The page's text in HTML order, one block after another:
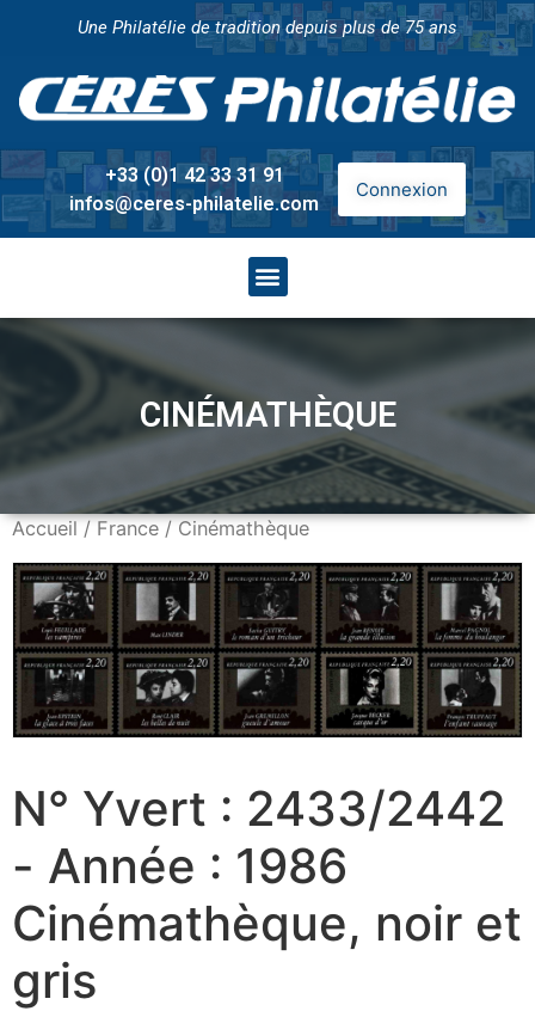
Une Philatélie de tradition depuis plus de 75 ans
+33 (0)1 42 33 31 91
infos@ceres-philatelie.com
Connexion
CINÉMATHÈQUE
Accueil/France/ Cinémathèque
N° Yvert : 2433/2442
- Année : 1986
Cinémathèque, noir et
gris